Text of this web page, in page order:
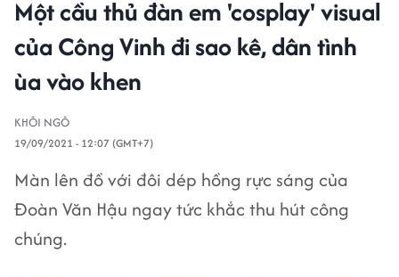
Một cầu thủ đàn em 'cosplay' visual
của Công Vinh đi sao kê, dân tình
ùa vào khen
KHÔI NGÔ
19/09/2021 - 12:07 (GMT+7)
Màn lên đồ với đôi dép hồng rực sáng của
Đoàn Văn Hậu ngay tức khắc thu hút công
chúng.